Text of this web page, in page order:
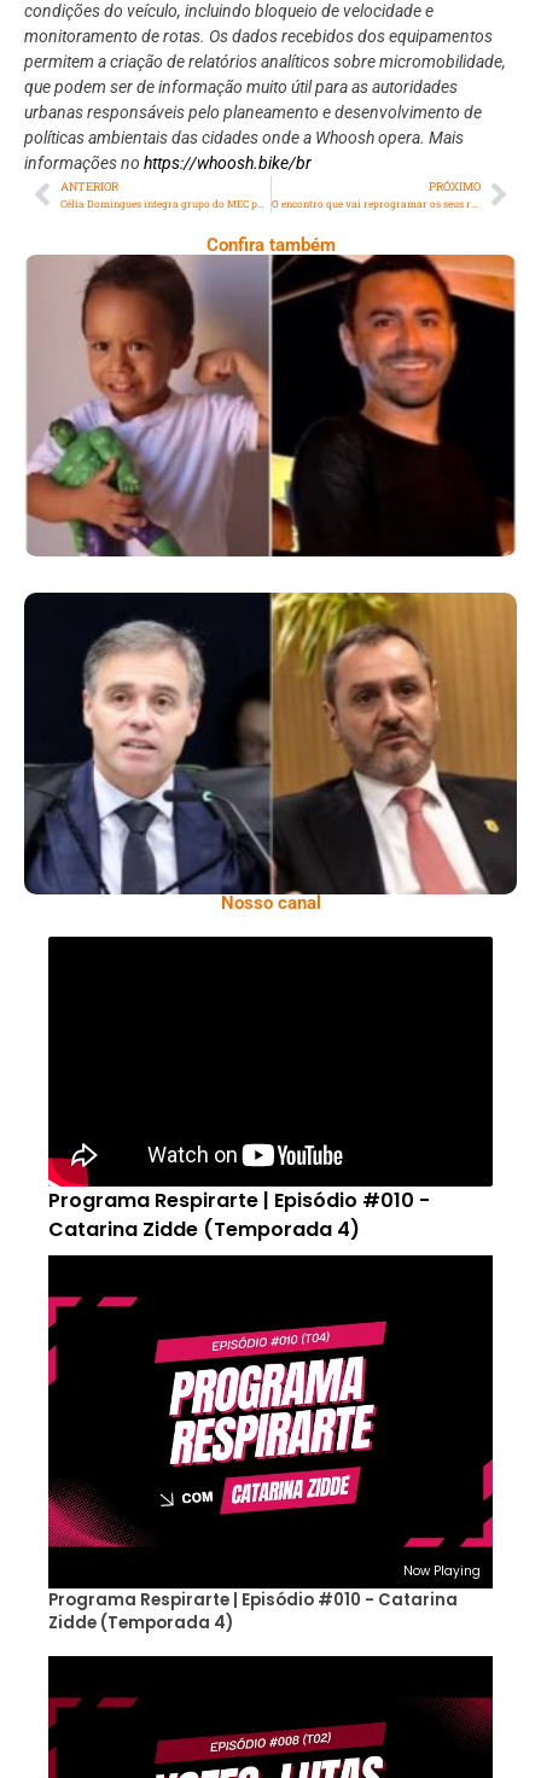
condições do veículo, incluindo bloqueio de velocidade e
monitoramento de rotas. Os dados recebidos dos equipamentos
permitem a criação de relatórios analíticos sobre micromobilidade,
que podem ser de informação muito útil para as autoridades
urbanas responsáveis pelo planeamento e desenvolvimento de
políticas ambientais das cidades onde a Whoosh opera. Mais
informações no https://whoosh.bike/br
ANTERIOR PRÓXIMO
O encontro que vai reprogramar os seus resultados!
Confira também
Comoção Marca Despedida De Menino De 3
Anos E Reacende Debate Sobre Proteção À
Infância
Superintendentes Da Polícia Federal
Manifestam Apoio Ao Diretor-Geral Em
Meio A Tensão Com O STF
Nosso canal
Programa Respirarte | Episódio #010 -
Catarina Zidde (Temporada 4)
Now Playing
Programa Respirarte | Episódio #010 - Catarina
Zidde (Temporada 4)